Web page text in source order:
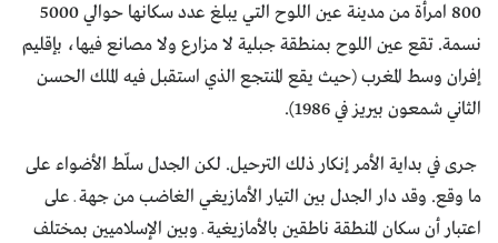
800 امرأة من مدينة عين اللوح التي يبلغ عدد سكانها حوالي 5000
نسمة. تقع عين اللوح بمنطقة جبلية لا مزارع ولا مصانع فيها، بإقليم
إفران وسط المغرب (حيث يقع المنتجع الذي استقبل فيه الملك الحسن
الثاني شمعون بيريز في 1986).
جرى في بداية الأمر إنكار ذلك الترحيل. لكن الجدل سلّط الأضواء على
ما وقع. وقد دار الجدل بين التيار الأمازيغي الغاضب من جهة ـ على
اعتبار أن سكان المنطقة ناطقين بالأمازيغية ـ وبين الإسلاميين بمختلف